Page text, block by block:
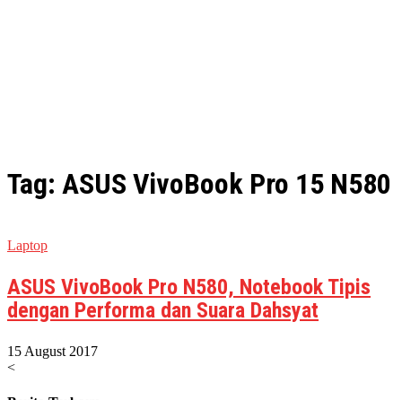
Tag: ASUS VivoBook Pro 15 N580
Laptop
ASUS VivoBook Pro N580, Notebook Tipis
dengan Performa dan Suara Dahsyat
15 August 2017
<